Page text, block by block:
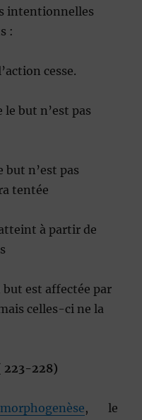
intentionnelles
:
cesse.
but n’est pas
but n’est pas
tentée
à partir de
but est affectée par
celles-ci ne la
223-228)
morphogenèse, le